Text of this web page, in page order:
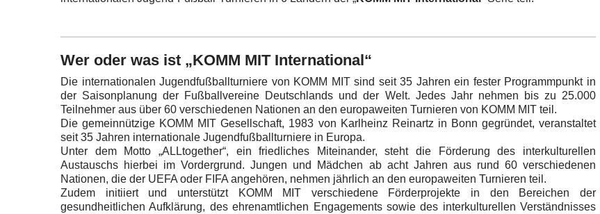
Wer oder was ist „KOMM MIT International“
Die internationalen Jugendfußballturniere von KOMM MIT sind seit 35 Jahren ein fester Programmpunkt in
der Saisonplanung der Fußballvereine Deutschlands und der Welt. Jedes Jahr nehmen bis zu 25.000
Teilnehmer aus über 60 verschiedenen Nationen an den europaweiten Turnieren von KOMM MIT teil.
Die gemeinnützige KOMM MIT Gesellschaft, 1983 von Karlheinz Reinartz in Bonn gegründet, veranstaltet
seit 35 Jahren internationale Jugendfußballturniere in Europa.
Unter dem Motto „ALLtogether“, ein friedliches Miteinander, steht die Förderung des interkulturellen
Austauschs hierbei im Vordergrund. Jungen und Mädchen ab acht Jahren aus rund 60 verschiedenen
Nationen, die der UEFA oder FIFA angehören, nehmen jährlich an den europaweiten Turnieren teil.
Zudem initiiert und unterstützt KOMM MIT verschiedene Förderprojekte in den Bereichen der
gesundheitlichen Aufklärung, des ehrenamtlichen Engagements sowie des interkulturellen Verständnisses